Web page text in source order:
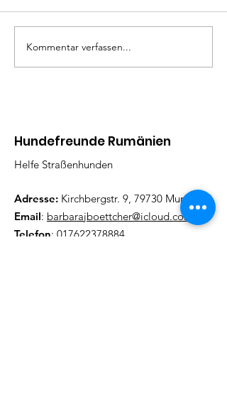
Kommentar verfassen...
Hundefreunde Rumänien
Helfe Straßenhunden
Adresse: Kirchbergstr. 9, 79730 Murg
Email: barbarajboettcher@icloud.com
Telefon: 017622378884